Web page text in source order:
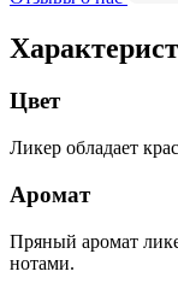
Цвет
Ликер обладает
Аромат
Пряный аромат
нотами.